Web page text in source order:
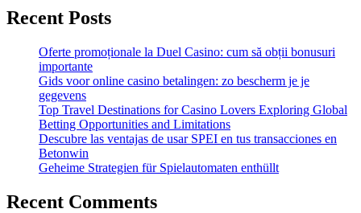
Recent Posts
Oferte promoționale la Duel Casino: cum să obții bonusuri
importante
Gids voor online casino betalingen: zo bescherm je je
gegevens
Top Travel Destinations for Casino Lovers Exploring Global
Betting Opportunities and Limitations
Descubre las ventajas de usar SPEI en tus transacciones en
Betonwin
Geheime Strategien für Spielautomaten enthüllt
Recent Comments